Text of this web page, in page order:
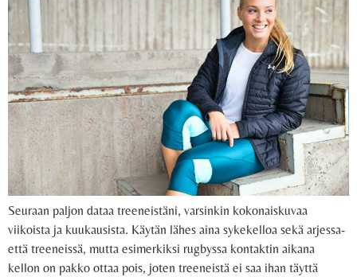
Seuraan paljon dataa treeneistäni, varsinkin kokonaiskuvaa
viikoista ja kuukausista. Käytän lähes aina sykekelloa sekä arjessa-
että treeneissä, mutta esimerkiksi rugbyssa kontaktin aikana
kellon on pakko ottaa pois, joten treeneistä ei saa ihan täyttä